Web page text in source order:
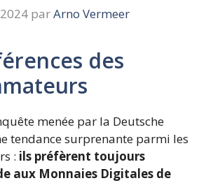
parArno Vermeer
des
menée par la Deutsche
tendance surprenante parmi les
: ils préfèrent toujours
aux Monnaies Digitales de